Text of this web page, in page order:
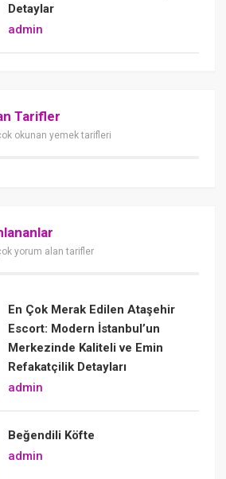
Detaylar
admin
Tarifler
okunan yemek tarifleri
yorum alan tarifler
En Çok Merak Edilen Ataşehir
Escort: Modern İstanbul’un
Merkezinde Kaliteli ve Emin
Refakatçilik Detayları
admin
Beğendili Köfte
admin